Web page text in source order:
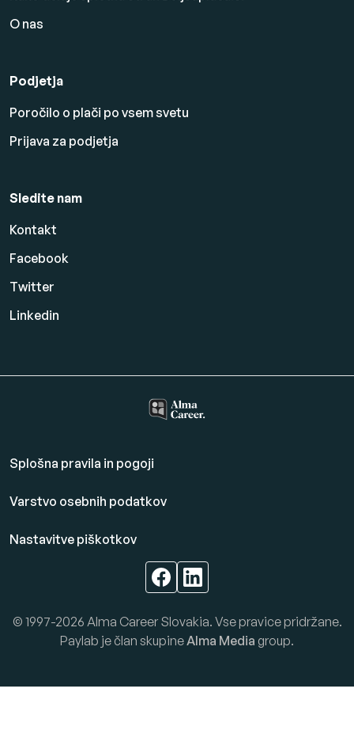
O nas
Podjetja
Poročilo o plači po vsem svetu
Prijava za podjetja
Sledite nam
Kontakt
Facebook
Twitter
Linkedin
Splošna pravila in pogoji
Varstvo osebnih podatkov
Nastavitve piškotkov
© 1997-2026 Alma Career Slovakia. Vse pravice pridržane.
Paylab je član skupineAlma Media group.